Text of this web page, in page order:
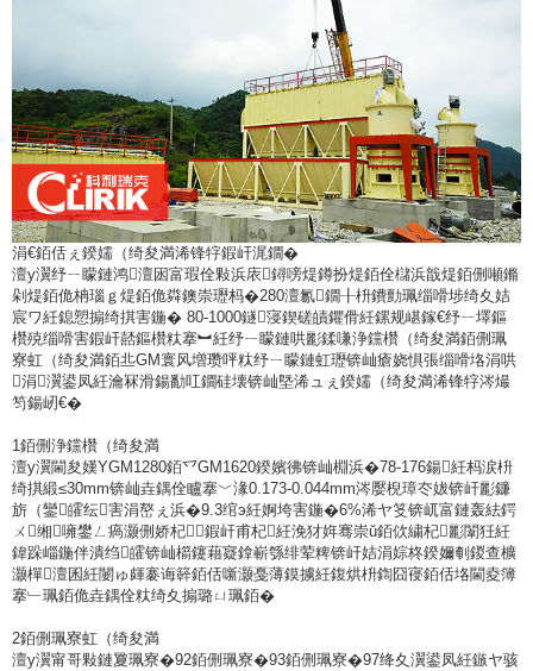
涓€銆佸ぇ鍨嬬（绮夋満浠锋牸鍜屽浘鐗�
澶у瀷纾ㄧ矇鏈鸿澶囦富瑕佺敤浜庡鐞嗙煶鐏扮煶銆佺櫧浜戠煶銆侀噸鏅
剁煶銆佹柟瑙ｇ煶銆佹粦鐭崇瓑杩�280澶氱鐗╂枡鐨勯珮缁嗗埗绮夊姞
宸ワ紝鎴愬搧绮掑害鍦� 80-1000鐩寖鍥磋皟鑺傦紝鏍规嵁鎵€纾ㄧ墿鏂
欑殑缁嗗害鍜屽嚭鏂欑粏搴︼紝纾ㄧ矇鏈哄彲鍒嗛浄钂欑（绮夋満銆侀珮
寮虹（绮夋満銆丠GM寰风増瓒呯粏纾ㄧ矇鏈虹瓑锛屾瘡娆惧張缁嗗垎涓哄
涓瀷鍙凤紝瀹冧滑鍚勫叿鐗硅壊锛屾墍浠ュぇ鍨嬬（绮夋満浠锋牸涔熶
笉鍚屻€�
1銆侀浄钂欑（绮夋満
澶у瀷閫夋嫨YGM1280銆乊GM1620鍨嬪彿锛屾棩浜�78-176鍚紝杩涙枡
绮掑緞≤30mm锛屾垚鍝佺矑搴﹀湪0.173-0.044mm涔嬮棿璋冭妭锛屽彲鐮
旂（鑾皬纭害涓嶅ぇ浜�9.3绾э紝婀垮害鍦�6%浠ヤ笅锛屼富鏈轰紶鍔
ㄨ缃噰鐢ㄥ瘑灏侀娇杞鍜屽甫杞紝浼犲姩骞崇ǔ銆佽繍杞彲闈狅紝
鍏跺崰鍦伴潰绉皬锛屾櫤鑳藉寲鎿嶄綔绯荤粺锛屽姞涓婃柊鍨嬭剦鍐查櫎
灏樿澶囷紝闄ゅ皹褰诲簳銆佸噺灏戞薄鏌擄紝鍑烘枡鍧囧寑銆佸垎閫夌簿
搴﹂珮銆佹垚鍝佺粏绮夊搧璐ㄩ珮銆�
2銆侀珮寮虹（绮夋満
澶у瀷甯哥敤鏈夐珮寮�92銆侀珮寮�93銆侀珮寮�97绛夊瀷鍙凤紝鏃ヤ骇